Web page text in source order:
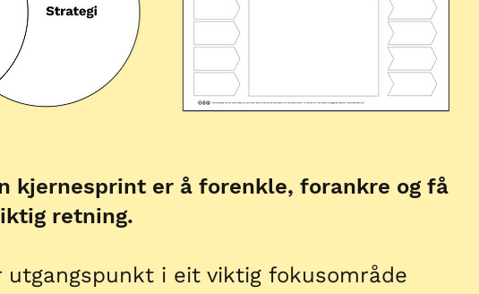
kjernesprint er å forenkle, forankre og få
retning.
utgangspunkt i eit viktig fokusområde